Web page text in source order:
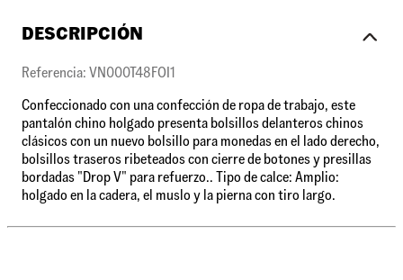
DESCRIPCIÓN
Referencia: VN000T48FOI1
Confeccionado con una confección de ropa de trabajo, este
pantalón chino holgado presenta bolsillos delanteros chinos
clásicos con un nuevo bolsillo para monedas en el lado derecho,
bolsillos traseros ribeteados con cierre de botones y presillas
bordadas "Drop V" para refuerzo.. Tipo de calce: Amplio:
holgado en la cadera, el muslo y la pierna con tiro largo.